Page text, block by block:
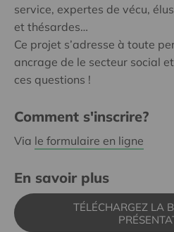
service, expertes de vécu,
et thésardes…
Ce projet s’adresse à toute
ancrage de le secteur social
ces questions !
Comment s'inscrire?
Via le formulaire en ligne
En savoir plus
TÉLÉCHARGEZ LA